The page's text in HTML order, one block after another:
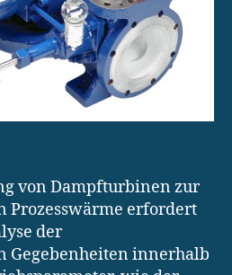
von Dampfturbinen zur
Prozesswärme erfordert
der
Gegebenheiten innerhalb